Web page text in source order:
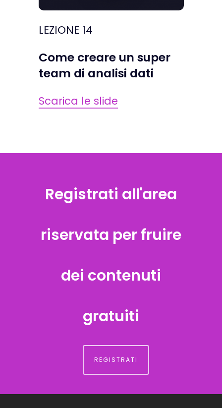
LEZIONE 14
Come creare un super
team di analisi dati
Scarica le slide
Registrati all'area
riservata per fruire
dei contenuti
gratuiti
REGISTRATI